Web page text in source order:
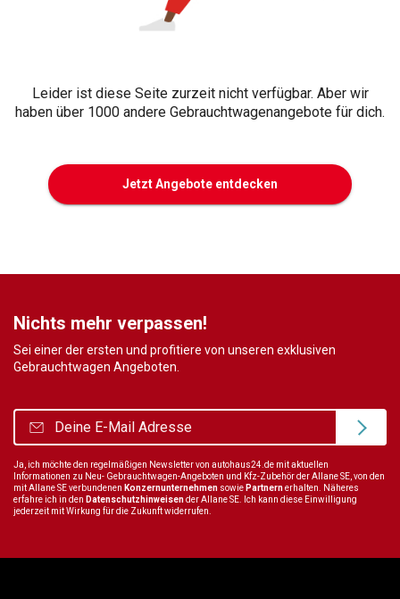
Leider ist diese Seite zurzeit nicht verfügbar. Aber wir
haben über 1000 andere Gebrauchtwagenangebote für dich.
Jetzt Angebote entdecken
Nichts mehr verpassen!
Sei einer der ersten und profitiere von unseren exklusiven
Gebrauchtwagen Angeboten.
Ja, ich möchte den regelmäßigen Newsletter von autohaus24.de mit aktuellen
Informationen zu Neu- Gebrauchtwagen-Angeboten und Kfz-Zubehör der Allane SE, von den
mit Allane SE verbundenen Konzernunternehmen sowie Partnernerhalten. Näheres
erfahre ich in den Datenschutzhinweisender Allane SE. Ich kann diese Einwilligung
jederzeit mit Wirkung für die Zukunft widerrufen.